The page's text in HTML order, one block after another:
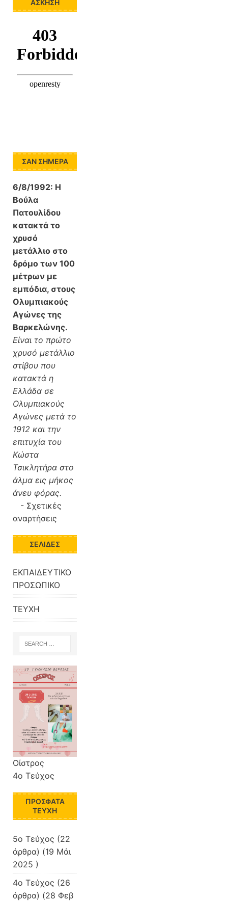
ΆΣΚΗΣΗ
ΣΑΝ ΣΉΜΕΡΑ
6/8/1992: Η
Βούλα
Πατουλίδου
κατακτά το
χρυσό
μετάλλιο στο
δρόμο των 100
μέτρων με
εμπόδια, στους
Ολυμπιακούς
Αγώνες της
Βαρκελώνης.
Είναι το πρώτο
χρυσό μετάλλιο
στίβου που
κατακτά η
Ελλάδα σε
Ολυμπιακούς
Αγώνες μετά το
1912 και την
επιτυχία του
Κώστα
Τσικλητήρα στο
άλμα εις μήκος
άνευ φόρας.
- Σχετικές
αναρτήσεις
ΣΕΛΊΔΕΣ
ΕΚΠΑΙΔΕΥΤΙΚΟ
ΠΡΟΣΩΠΙΚΟ
ΤΕΥΧΗ
Οίστρος
4o Τεύχος
ΠΡΌΣΦΑΤΑ
ΤΕΎΧΗ
5o Τεύχος (22
άρθρα) (19 Μάι
2025 )
4o Τεύχος (26
άρθρα) (28 Φεβ